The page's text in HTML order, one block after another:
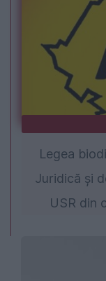
Legea
Juridică și
USR din